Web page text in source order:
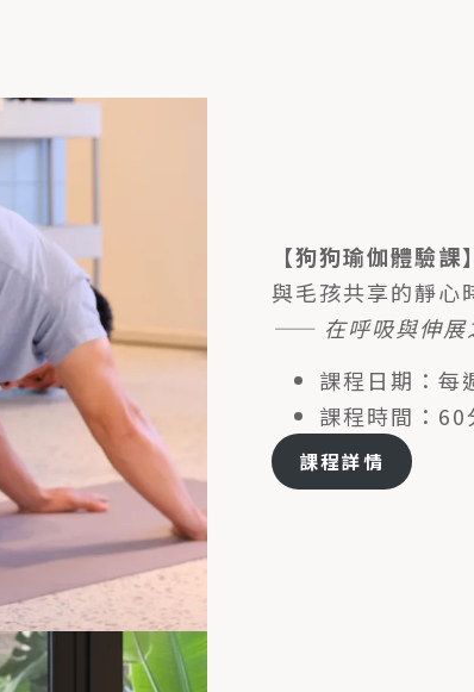
【狗狗瑜伽體驗課
與毛孩共享的靜心
—— 在呼吸與伸展
課程日期：
課程時間：
課程詳情